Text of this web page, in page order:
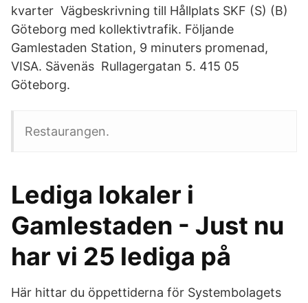
kvarter Vägbeskrivning till Hållplats SKF (S) (B)
Göteborg med kollektivtrafik. Följande
Gamlestaden Station, 9 minuters promenad,
VISA. Sävenäs Rullagergatan 5. 415 05
Göteborg.
Restaurangen.
Lediga lokaler i
Gamlestaden - Just nu
har vi 25 lediga på
Här hittar du öppettiderna för Systembolagets